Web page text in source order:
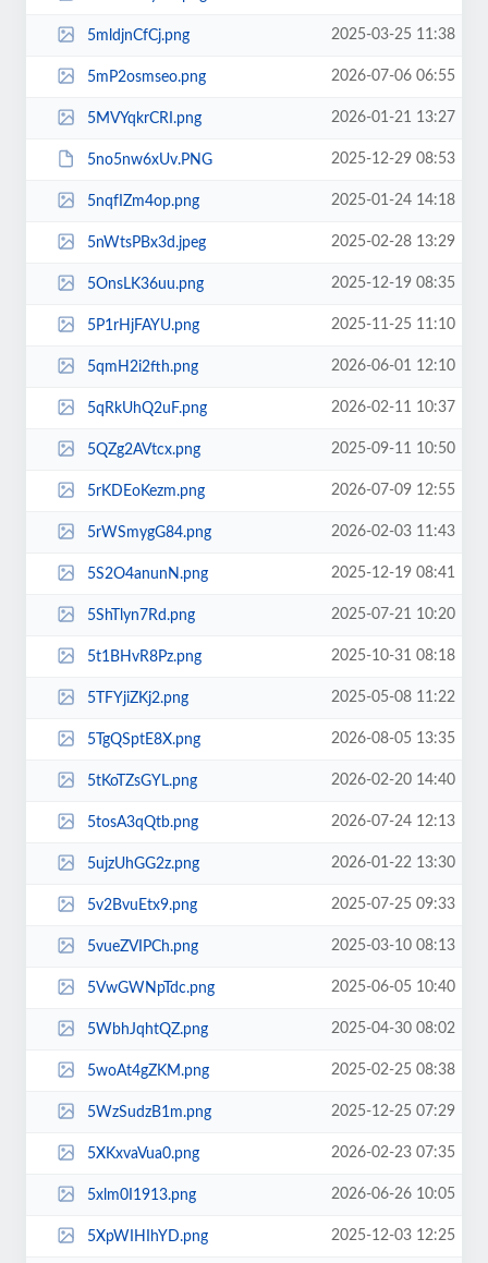
5mldjnCfCj.png 2025-03-25 11:38
5mP2osmseo.png 2026-07-06 06:55
5MVYqkrCRI.png 2026-01-21 13:27
5no5nw6xUv.PNG 2025-12-29 08:53
5nqfIZm4op.png 2025-01-24 14:18
5nWtsPBx3d.jpeg 2025-02-28 13:29
5OnsLK36uu.png 2025-12-19 08:35
5P1rHjFAYU.png 2025-11-25 11:10
5qmH2i2fth.png 2026-06-01 12:10
5qRkUhQ2uF.png 2026-02-11 10:37
5QZg2AVtcx.png 2025-09-11 10:50
5rKDEoKezm.png 2026-07-09 12:55
5rWSmygG84.png 2026-02-03 11:43
5S2O4anunN.png 2025-12-19 08:41
5ShTlyn7Rd.png 2025-07-21 10:20
5t1BHvR8Pz.png 2025-10-31 08:18
5TFYjiZKj2.png 2025-05-08 11:22
5TgQSptE8X.png 2026-08-05 13:35
5tKoTZsGYL.png 2026-02-20 14:40
5tosA3qQtb.png 2026-07-24 12:13
5ujzUhGG2z.png 2026-01-22 13:30
5v2BvuEtx9.png 2025-07-25 09:33
5vueZVIPCh.png 2025-03-10 08:13
5VwGWNpTdc.png 2025-06-05 10:40
5WbhJqhtQZ.png 2025-04-30 08:02
5woAt4gZKM.png 2025-02-25 08:38
5WzSudzB1m.png 2025-12-25 07:29
5XKxvaVua0.png 2026-02-23 07:35
5xlm0I1913.png 2026-06-26 10:05
5XpWIHIhYD.png 2025-12-03 12:25